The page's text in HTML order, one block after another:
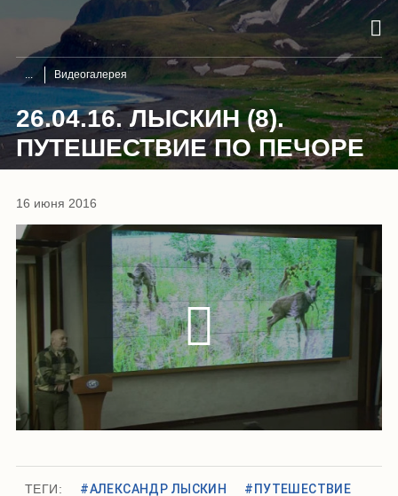
Видеогалерея
26.04.16. ЛЫСКИН (8).
ПУТЕШЕСТВИЕ ПО ПЕЧОРЕ
16 июня 2016
ТЕГИ: #АЛЕКСАНДР ЛЫСКИН #ПУТЕШЕСТВИЕ